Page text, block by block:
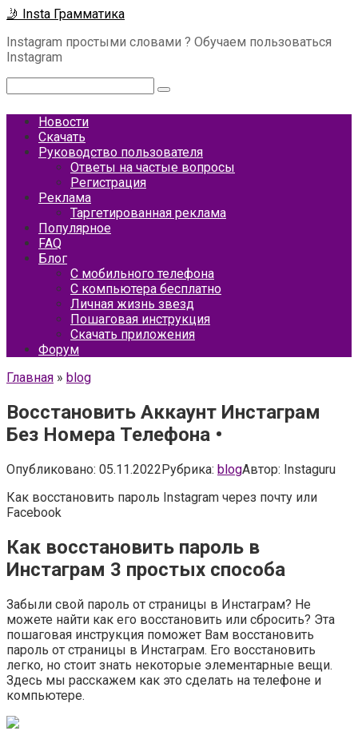
Перейти
контенту
🤳 Insta Грамматика
Instagram простыми словами ? Обучаем пользоваться
Instagram
Новости
Скачать
Руководство пользователя
Ответы на частые вопросы
Регистрация
Реклама
Таргетированная реклама
Популярное
FAQ
Блог
С мобильного телефона
С компьютера бесплатно
Личная жизнь звезд
Пошаговая инструкция
Скачать приложения
Форум
Главная » blog
Восстановить Аккаунт Инстаграм
Без Номера Телефона •
Опубликовано: 05.11.2022Рубрика: blogАвтор: Instaguru
Как восстановить пароль Instagram через почту или
Facebook
Как восстановить пароль в
Инстаграм 3 простых способа
Забыли свой пароль от страницы в Инстаграм? Не
можете найти как его восстановить или сбросить? Эта
пошаговая инструкция поможет Вам восстановить
пароль от страницы в Инстаграм. Его восстановить
легко, но стоит знать некоторые элементарные вещи.
Здесь мы расскажем как это сделать на телефоне и
компьютере.